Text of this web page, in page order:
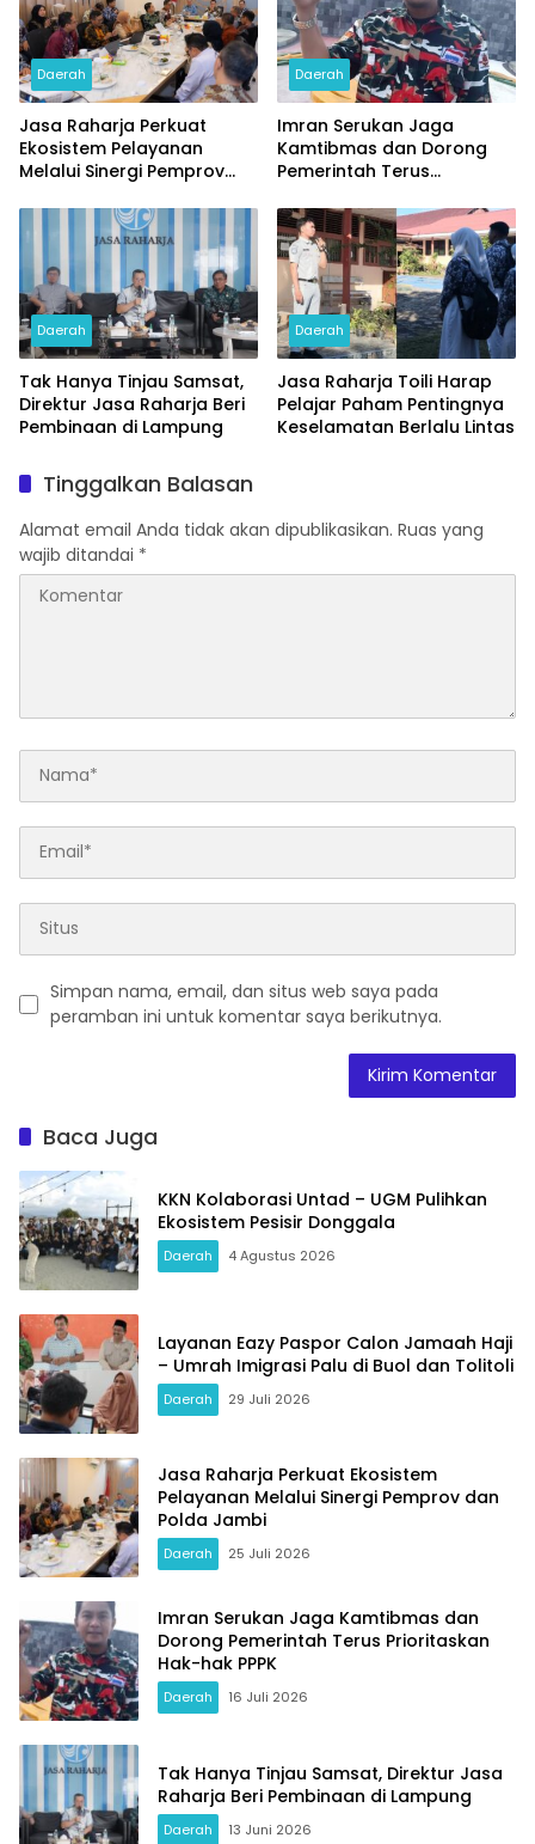
Daerah
Jasa Raharja Perkuat
Ekosistem Pelayanan
Melalui Sinergi Pemprov
Daerah
Imran Serukan Jaga
Kamtibmas dan Dorong
Pemerintah Terus
Daerah
Tak Hanya Tinjau Samsat,
Direktur Jasa Raharja Beri
Pembinaan di Lampung
Daerah
Jasa Raharja Toili Harap
Pelajar Paham Pentingnya
Keselamatan Berlalu Lintas
Tinggalkan Balasan
Alamat email Anda tidak akan dipublikasikan. Ruas yang
wajib ditandai *
Simpan nama, email, dan situs web saya pada
peramban ini untuk komentar saya berikutnya.
Baca Juga
KKN Kolaborasi Untad – UGM Pulihkan
Ekosistem Pesisir Donggala
Daerah 4 Agustus 2026
Layanan Eazy Paspor Calon Jamaah Haji
– Umrah Imigrasi Palu di Buol dan Tolitoli
Daerah 29 Juli 2026
Jasa Raharja Perkuat Ekosistem
Pelayanan Melalui Sinergi Pemprov dan
Polda Jambi
Daerah 25 Juli 2026
Imran Serukan Jaga Kamtibmas dan
Dorong Pemerintah Terus Prioritaskan
Hak-hak PPPK
Daerah 16 Juli 2026
Tak Hanya Tinjau Samsat, Direktur Jasa
Raharja Beri Pembinaan di Lampung
Daerah 13 Juni 2026